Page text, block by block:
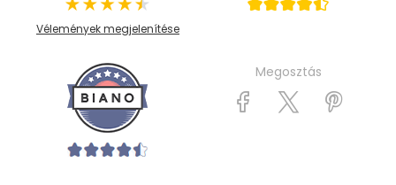
Vélemények megjelenítése
Megosztás